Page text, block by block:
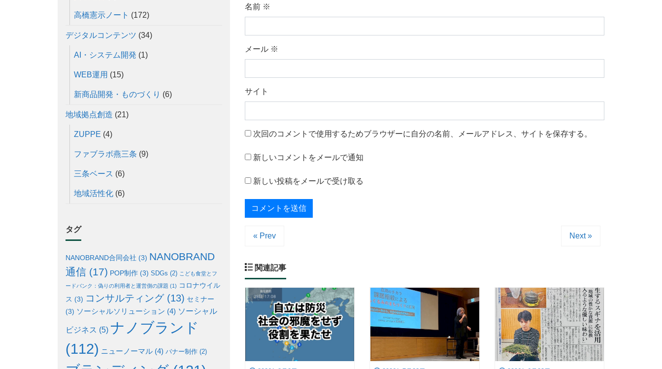
名前 ※
メール ※
サイト
次回のコメントで使用するためブラウザーに自分の名前、メールアドレス、サイトを保存する。
新しいコメントをメールで通知
新しい投稿をメールで受け取る
« Prev Next »
関連記事
高橋憲示ノート (172)
デジタルコンテンツ (34)
AI・システム開発 (1)
WEB運用 (15)
新商品開発・ものづくり (6)
地域拠点創造 (21)
ZUPPE (4)
ファブラボ燕三条 (9)
三条ベース (6)
地域活性化 (6)
タグ
NANOBRAND合同会社 (3) NANOBRAND
通信 (17) POP制作 (3) SDGs (2) こども食堂とフ
ードバンク：偽りの利用者と運営側の課題 (1) コロナウイル
ス (3) コンサルティング(13) セミナー
(3) ソーシャルソリューション (4) ソーシャル
ビジネス (5) ナノブランド
(112) ニューノーマル (4) バナー制作 (2)